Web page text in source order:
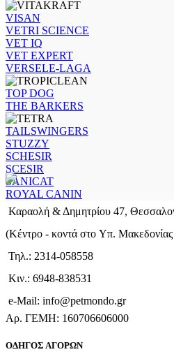
VISAN
VETRI SCIENCE
VET IQ
VET EXPERT
VERSELE-LAGA
TOP DOG
THE BARKERS
TAILSWINGERS
STUZZY
SCHESIR
SCESIR
SANICAT
ROYAL CANIN
Καραολή & Δημητρίου 47,
(Kέντρο - κοντά στο Yπ.
Τηλ.: 2314-058558
Κιν.: 6948-838531
e-Mail: info@petmondo.gr
Aρ. ΓΕΜΗ: 160706606000
ΟΔΗΓΟΣ ΑΓΟΡΩΝ